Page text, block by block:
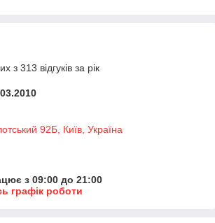
з 313 відгуків за рік
92Б, Київ, Україна
з 09:00 до 21:00
графік роботи